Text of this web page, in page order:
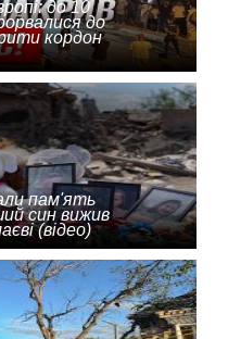
до 10
до
кордон
пам'ять
син вижив
(відео)